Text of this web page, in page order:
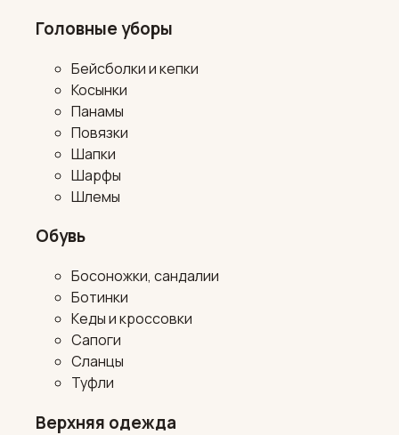
Головные уборы
Бейсболки и кепки
Косынки
Панамы
Повязки
Шапки
Шарфы
Шлемы
Обувь
Босоножки, сандалии
Ботинки
Кеды и кроссовки
Сапоги
Сланцы
Туфли
Верхняя одежда